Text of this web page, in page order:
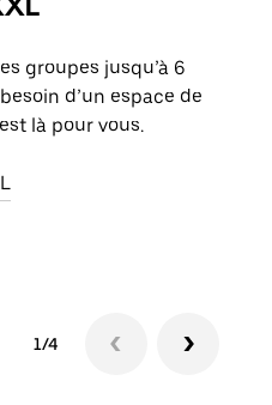
groupes jusqu’à 6
d’un espace de
là pour vous.
1/4